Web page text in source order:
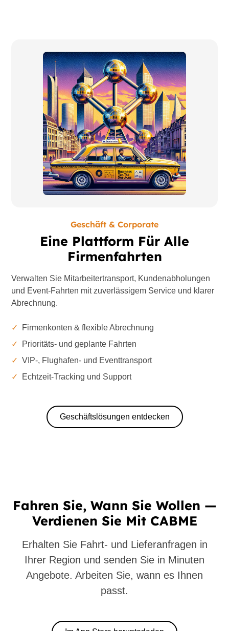
Geschäft & Corporate
Eine Plattform Für Alle
Firmenfahrten
Verwalten Sie Mitarbeitertransport, Kundenabholungen
und Event-Fahrten mit zuverlässigem Service und klarer
Abrechnung.
✓
Firmenkonten & flexible Abrechnung
✓
Prioritäts- und geplante Fahrten
✓
VIP-, Flughafen- und Eventtransport
✓
Echtzeit-Tracking und Support
Geschäftslösungen entdecken
Fahren Sie, Wann Sie Wollen —
Verdienen Sie Mit CABME
Erhalten Sie Fahrt- und Lieferanfragen in
Ihrer Region und senden Sie in Minuten
Angebote. Arbeiten Sie, wann es Ihnen
passt.